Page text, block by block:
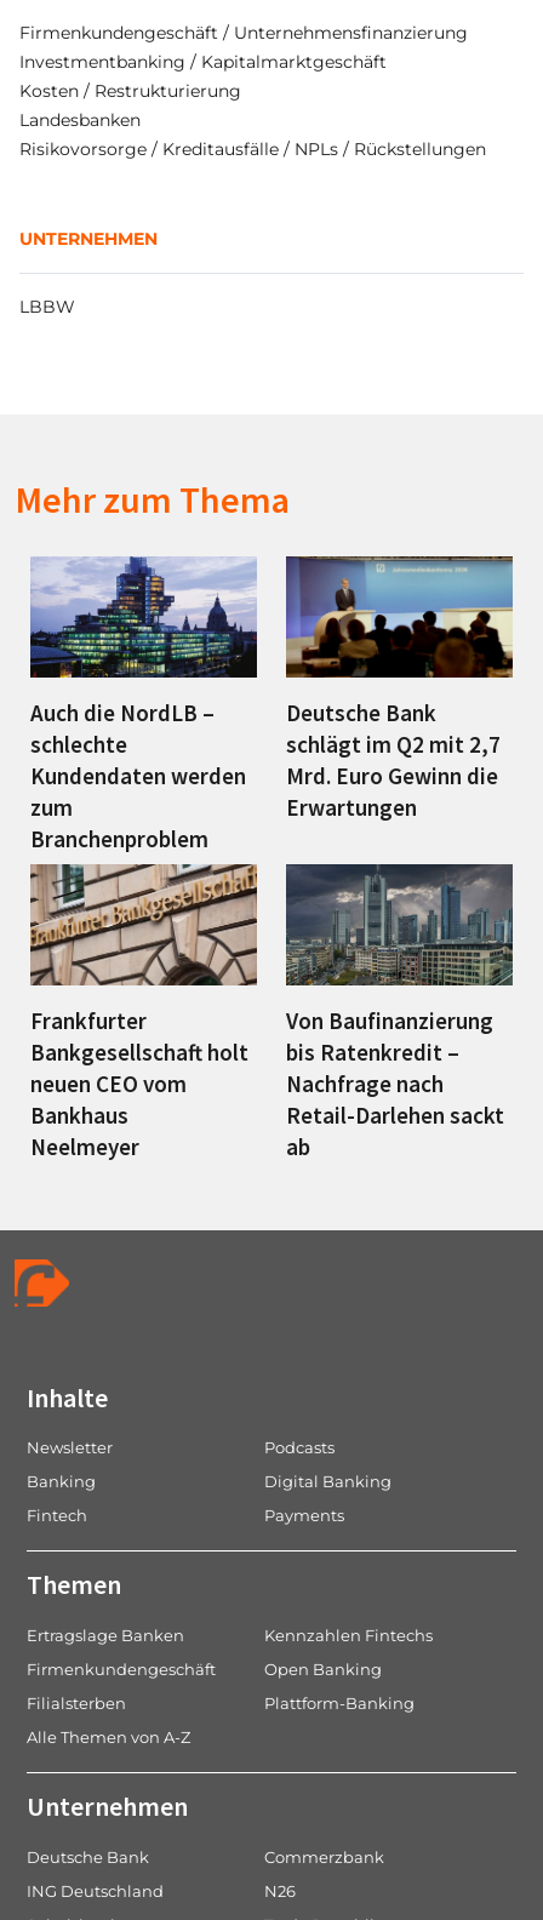
Firmenkundengeschäft / Unternehmensfinanzierung
Investmentbanking / Kapitalmarktgeschäft
Kosten / Restrukturierung
Landesbanken
Risikovorsorge / Kreditausfälle / NPLs / Rückstellungen
UNTERNEHMEN
LBBW
Mehr zum Thema
Auch die NordLB –
schlechte
Kundendaten werden
zum
Branchenproblem
Deutsche Bank
schlägt im Q2 mit 2,7
Mrd. Euro Gewinn die
Erwartungen
Frankfurter
Bankgesellschaft holt
neuen CEO vom
Bankhaus
Neelmeyer
Von Baufinanzierung
bis Ratenkredit –
Nachfrage nach
Retail-Darlehen sackt
ab
Inhalte
Newsletter
Podcasts
Banking
Digital Banking
Fintech
Payments
Themen
Ertragslage Banken
Kennzahlen Fintechs
Firmenkundengeschäft
Open Banking
Filialsterben
Plattform-Banking
Alle Themen von A-Z
Unternehmen
Deutsche Bank
Commerzbank
ING Deutschland
N26